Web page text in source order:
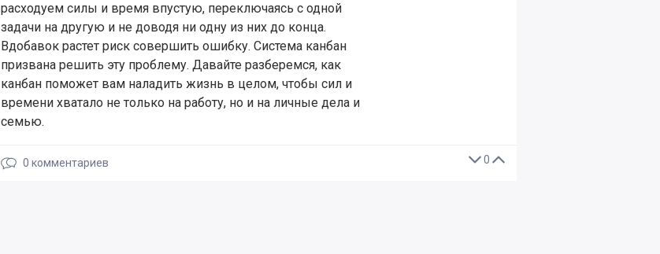
расходуем силы и время впустую, переключаясь с одной
задачи на другую и не доводя ни одну из них до конца.
Вдобавок растет риск совершить ошибку. Система канбан
призвана решить эту проблему. Давайте разберемся, как
канбан поможет вам наладить жизнь в целом, чтобы сил и
времени хватало не только на работу, но и на личные дела и
семью.
0
0 комментариев